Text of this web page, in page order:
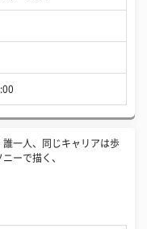
誰一人、同じキャリアは歩
ーで描く、